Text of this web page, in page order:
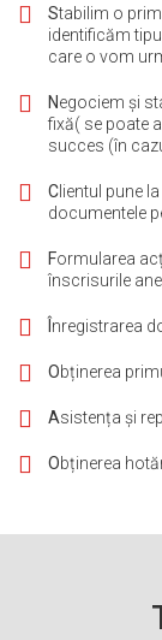
Stabilim o
identificăm
care o vom
Negociem și
fixă( se poate
succes (în
C lientul pune
documentele
Formularea
înscrisurile
nregistrarea
Obținerea
Asistența și
Obținerea